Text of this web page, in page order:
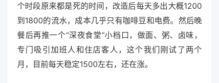
个时段原来都是死的时间，改造后每天多出大概1200
到1800的流水，成本几乎只有咖啡豆和电费。然后晚
餐后再推一个“深夜食堂”小档口，做面、粥、卤味，
专门吸引加班人和住店客人，这个我们刚试了两个
月，目前每天稳定1500左右，还在涨。